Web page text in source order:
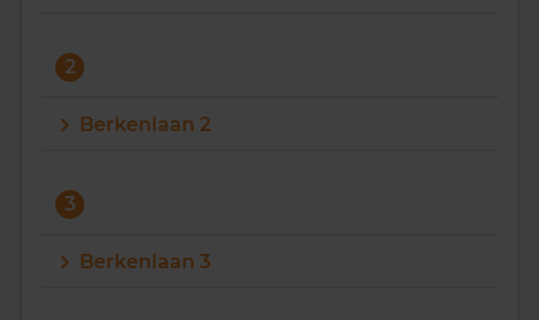
2
Berkenlaan 2
3
Berkenlaan 3